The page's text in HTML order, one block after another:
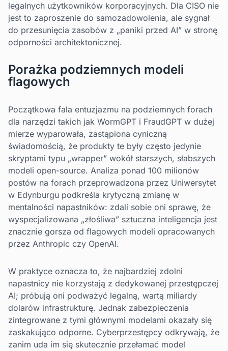
legalnych użytkowników korporacyjnych. Dla CISO nie
jest to zaproszenie do samozadowolenia, ale sygnał
do przesunięcia zasobów z „paniki przed AI” w stronę
odporności architektonicznej.
Porażka podziemnych modeli
flagowych
Początkowa fala entuzjazmu na podziemnych forach
dla narzędzi takich jak WormGPT i FraudGPT w dużej
mierze wyparowała, zastąpiona cyniczną
świadomością, że produkty te były często jedynie
skryptami typu „wrapper” wokół starszych, słabszych
modeli open-source. Analiza ponad 100 milionów
postów na forach przeprowadzona przez Uniwersytet
w Edynburgu podkreśla krytyczną zmianę w
mentalności napastników: zdali sobie oni sprawę, że
wyspecjalizowana „złośliwa” sztuczna inteligencja jest
znacznie gorsza od flagowych modeli opracowanych
przez Anthropic czy OpenAI.
W praktyce oznacza to, że najbardziej zdolni
napastnicy nie korzystają z dedykowanej przestępczej
AI; próbują oni podważyć legalną, wartą miliardy
dolarów infrastrukturę. Jednak zabezpieczenia
zintegrowane z tymi głównymi modelami okazały się
zaskakująco odporne. Cyberprzestępcy odkrywają, że
zanim uda im się skutecznie przełamać model